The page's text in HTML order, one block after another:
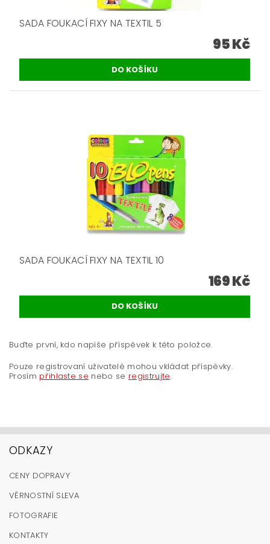
SADA FOUKACÍ FIXY NA TEXTIL 5
95 Kč
SADA FOUKACÍ FIXY NA TEXTIL 10
169 Kč
Buďte první, kdo napíše příspěvek k této položce.
Pouze registrovaní uživatelé mohou vkládat příspěvky.
Prosím přihlaste se nebo se registrujte.
ODKAZY
CENY DOPRAVY
VĚRNOSTNÍ SLEVA
FOTOGRAFIE
KONTAKTY